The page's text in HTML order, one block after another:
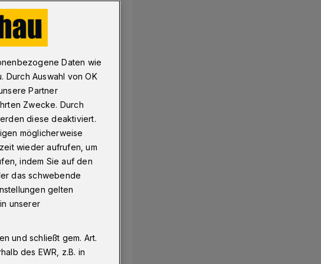
Daten wie
Durch Auswahl von OK
Partner
Zwecke. Durch
diese deaktiviert.
möglicherweise
wieder aufrufen, um
indem Sie auf den
das schwebende
gelten
unserer
und schließt gem. Art.
des EWR, z.B. in